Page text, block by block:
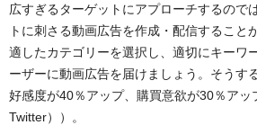
広すぎるターゲットにアプローチするので
トに刺さる動画広告を作成・配信すること
適したカテゴリーを選択し、適切にキーワ
ーザーに動画広告を届けましょう。そうす
好感度が40％アップ、購買意欲が30％アッ
Twitter））。